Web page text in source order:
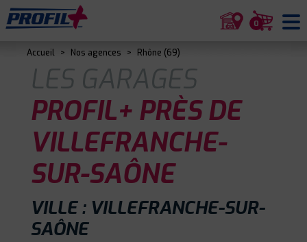
0
Accueil > Nos agences > Rhône (69)
LES GARAGES
PROFIL+ PRÈS DE
VILLEFRANCHE-
SUR-SAÔNE
VILLE : VILLEFRANCHE-SUR-
SAÔNE